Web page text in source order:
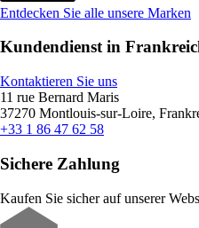
Entdecken Sie alle unsere Marken
Kundendienst in
Kontaktieren Sie uns
11 rue Bernard Maris
37270 Montlouis-sur-Loire,
+33 1 86 47 62 58
Sichere Zahlung
Kaufen Sie sicher auf unserer